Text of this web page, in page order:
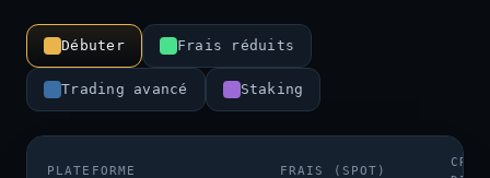
Débuter Frais réduits
Trading avancé Staking
PLATEFORME FRAIS (SPOT)